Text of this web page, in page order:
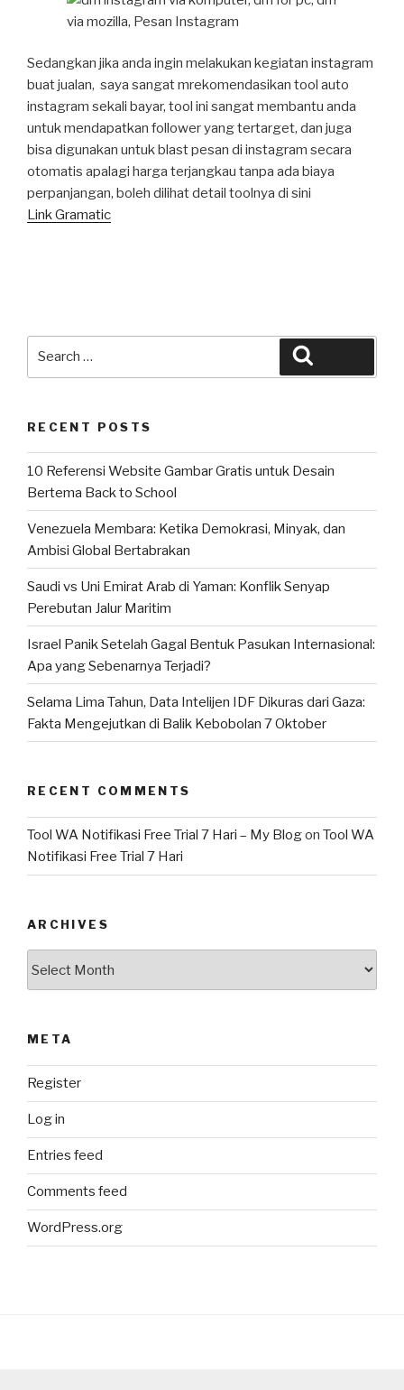
Sedangkan jika anda ingin melakukan kegiatan instagram
buat jualan, saya sangat mrekomendasikan tool auto
instagram sekali bayar, tool ini sangat membantu anda
untuk mendapatkan follower yang tertarget, dan juga
bisa digunakan untuk blast pesan di instagram secara
otomatis apalagi harga terjangkau tanpa ada biaya
perpanjangan, boleh dilihat detail toolnya di sini
Link Gramatic
RECENT POSTS
10 Referensi Website Gambar Gratis untuk Desain
Bertema Back to School
Venezuela Membara: Ketika Demokrasi, Minyak, dan
Ambisi Global Bertabrakan
Saudi vs Uni Emirat Arab di Yaman: Konflik Senyap
Perebutan Jalur Maritim
Israel Panik Setelah Gagal Bentuk Pasukan Internasional:
Apa yang Sebenarnya Terjadi?
Selama Lima Tahun, Data Intelijen IDF Dikuras dari Gaza:
Fakta Mengejutkan di Balik Kebobolan 7 Oktober
RECENT COMMENTS
Tool WA Notifikasi Free Trial 7 Hari – My Blogon Tool WA
Notifikasi Free Trial 7 Hari
ARCHIVES
META
Register
Log in
Entries feed
Comments feed
WordPress.org